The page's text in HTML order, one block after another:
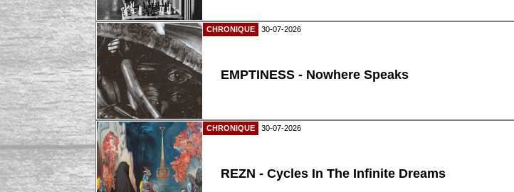
CHRONIQUE 30-07-2026
EMPTINESS - Nowhere Speaks
CHRONIQUE 30-07-2026
REZN - Cycles In The Infinite Dreams